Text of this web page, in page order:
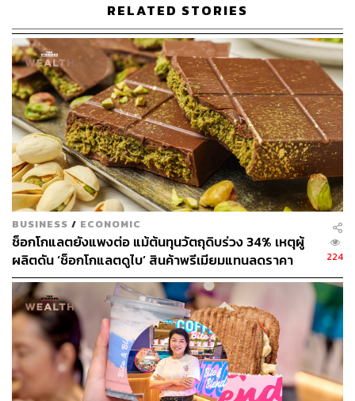
อยู่ในโครงการ SOKO ย่านทองหล่อ
อ่านรีวิว:TASTE: Choco Project คาเฟ่สำหรับสายช็อกโกแล
ตที่ตั้งใจเปลี่ยนบรรยากาศไปเรื่อยๆ ด้วยการเปิดร้านสไตล์ป๊อ
ปอัพ
RELATED STORIES
BUSINESS / ECONOMIC
ช็อกโกแลตยังแพงต่อ แม้ต้นทุนวัตถุดิบร่วง 34% เหตุผู้
ผลิตดัน ‘ช็อกโกแลตดูไบ’ สินค้าพรีเมียมแทนลดราคา
224